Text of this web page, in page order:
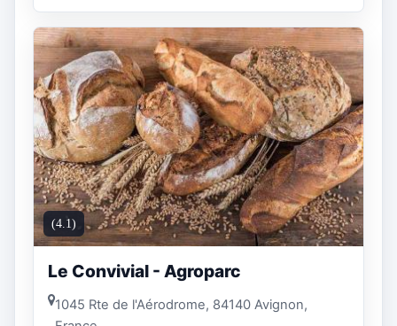
(4.1)
Le Convivial - Agroparc
1045 Rte de l'Aérodrome, 84140 Avignon,